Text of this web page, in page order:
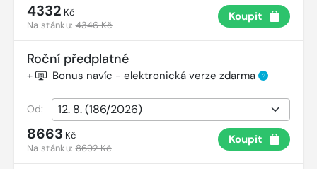
4332 Kč
Na stánku:4346 Kč
Koupit
Roční předplatné
+ Bonus navíc - elektronická verze zdarma ?
Od:
8663 Kč
Na stánku:8692 Kč
Koupit